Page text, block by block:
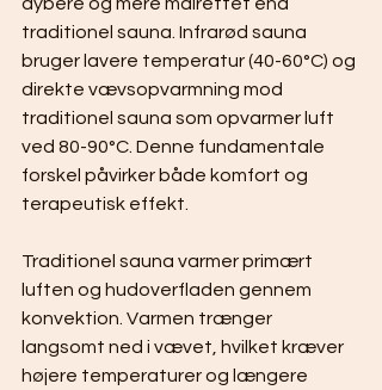
traditionel sauna. Infrarød sauna
bruger lavere temperatur (40-60°C) og
direkte vævsopvarmning mod
traditionel sauna som opvarmer luft
ved 80-90°C. Denne fundamentale
forskel påvirker både komfort og
terapeutisk effekt.
Traditionel sauna varmer primært
luften og hudoverfladen gennem
konvektion. Varmen trænger
langsomt ned i vævet, hvilket kræver
højere temperaturer og længere